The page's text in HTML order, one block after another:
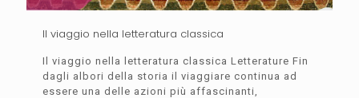
Il viaggio nella letteratura classica
Il viaggio nella letteratura classica Letterature Fin
dagli albori della storia il viaggiare continua ad
essere una delle azioni più affascinanti,